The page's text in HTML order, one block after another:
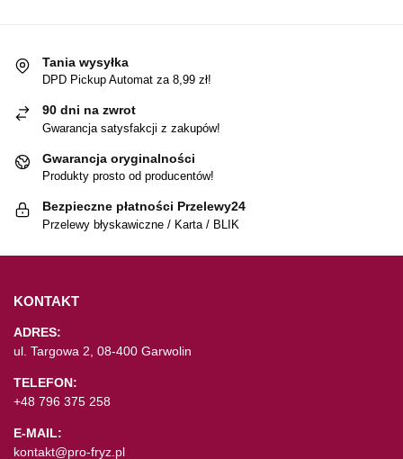
Tania wysyłka
DPD Pickup Automat za 8,99 zł!
90 dni na zwrot
Gwarancja satysfakcji z zakupów!
Gwarancja oryginalności
Produkty prosto od producentów!
Bezpieczne płatności Przelewy24
Przelewy błyskawiczne / Karta / BLIK
KONTAKT
ADRES:
ul. Targowa 2, 08-400 Garwolin
TELEFON:
+48 796 375 258
E-MAIL:
kontakt@pro-fryz.pl